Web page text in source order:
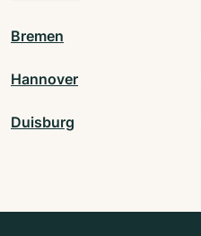
Bremen
Hannover
Duisburg